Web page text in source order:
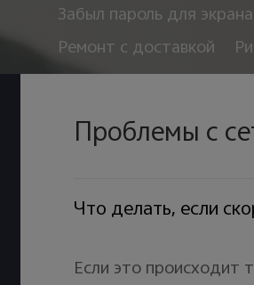
Забыл пароль для
Ремонт с доставкой
Проблемы с
Что делать, если
Если это происходит